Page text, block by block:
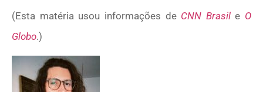
(Esta matéria usou informações de CNN Brasile O
Globo.)